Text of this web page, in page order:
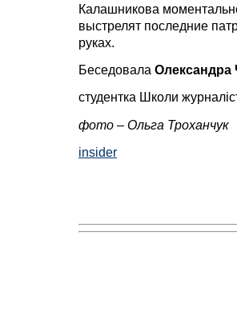
Калашникова
выстрелят последние
руках.
Беседовала Олександра
студентка Школи
фото – Ольга Троханчук
insider